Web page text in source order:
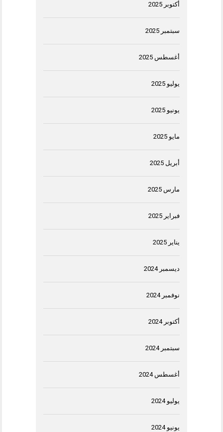
أكتوبر 2025
سبتمبر 2025
أغسطس 2025
يوليو 2025
يونيو 2025
مايو 2025
أبريل 2025
مارس 2025
فبراير 2025
يناير 2025
ديسمبر 2024
نوفمبر 2024
أكتوبر 2024
سبتمبر 2024
أغسطس 2024
يوليو 2024
يونيو 2024